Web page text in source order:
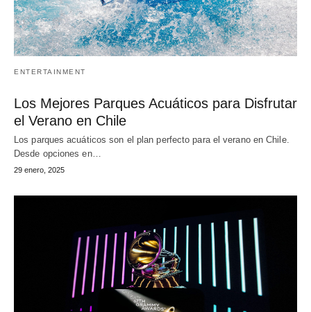
ENTERTAINMENT
Los Mejores Parques Acuáticos para Disfrutar
el Verano en Chile
Los parques acuáticos son el plan perfecto para el verano en Chile.
Desde opciones en…
29 enero, 2025